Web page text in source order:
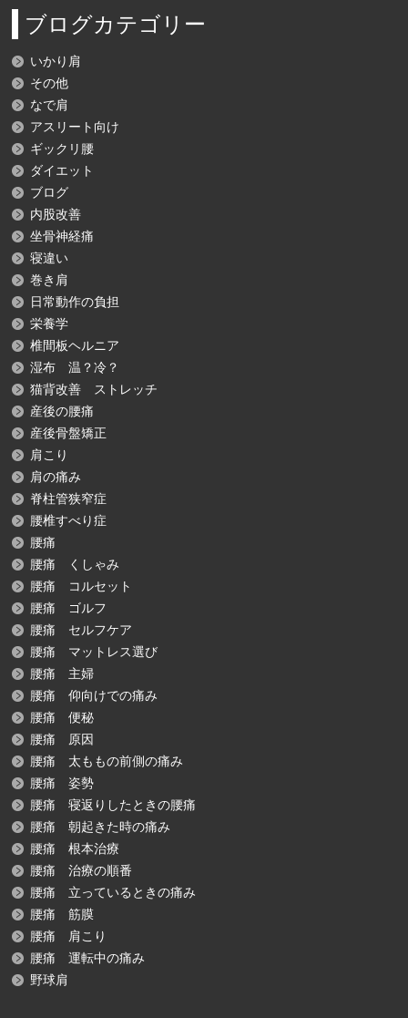
ブログカテゴリー
いかり肩
その他
なで肩
アスリート向け
ギックリ腰
ダイエット
ブログ
内股改善
坐骨神経痛
寝違い
巻き肩
日常動作の負担
栄養学
椎間板ヘルニア
湿布 温？冷？
猫背改善 ストレッチ
産後の腰痛
産後骨盤矯正
肩こり
肩の痛み
脊柱管狭窄症
腰椎すべり症
腰痛
腰痛 くしゃみ
腰痛 コルセット
腰痛 ゴルフ
腰痛 セルフケア
腰痛 マットレス選び
腰痛 主婦
腰痛 仰向けでの痛み
腰痛 便秘
腰痛 原因
腰痛 太ももの前側の痛み
腰痛 姿勢
腰痛 寝返りしたときの腰痛
腰痛 朝起きた時の痛み
腰痛 根本治療
腰痛 治療の順番
腰痛 立っているときの痛み
腰痛 筋膜
腰痛 肩こり
腰痛 運転中の痛み
野球肩